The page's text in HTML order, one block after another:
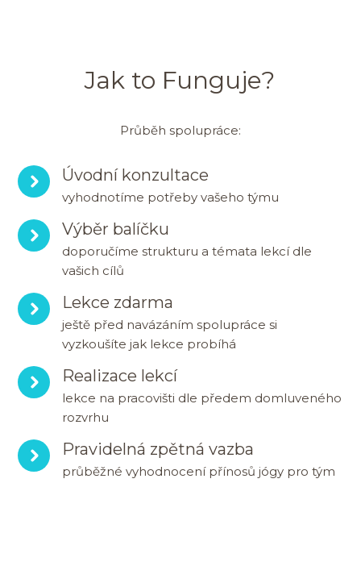
Jak to Funguje?
Průběh spolupráce:
Úvodní konzultace
vyhodnotíme potřeby vašeho týmu
Výběr balíčku
doporučíme strukturu a témata lekcí dle
vašich cílů
Lekce zdarma
ještě před navázáním spolupráce si
vyzkoušíte jak lekce probíhá
Realizace lekcí
lekce na pracovišti dle předem domluveného
rozvrhu
Pravidelná zpětná vazba
průběžné vyhodnocení přínosů jógy pro tým